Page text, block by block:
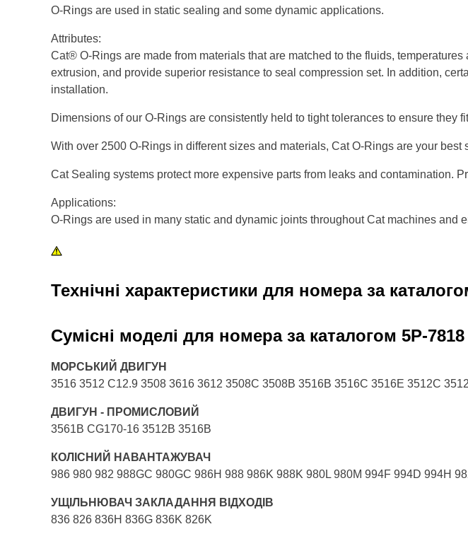
O-Rings are used in static sealing and some dynamic applications.
Attributes:
Cat® O-Rings are made from materials that are matched to the fluids,
extrusion, and provide superior resistance to seal compression set. In addition,
installation.
Dimensions of our O-Rings are consistently held to tight tolerances to ensure they
With over 2500 O-Rings in different sizes and materials, Cat O-Rings are your
Cat Sealing systems protect more expensive parts from leaks and contamination.
Applications:
O-Rings are used in many static and dynamic joints throughout Cat machines and
Технічні характеристики для номера за
Сумісні моделі для номера за каталогом 5P-7818
МОРСЬКИЙ ДВИГУН
3516 3512 C12.9 3508 3616 3612 3508C 3508B 3516B 3516C 3516E 3512C
ДВИГУН - ПРОМИСЛОВИЙ
3561B CG170-16 3512B 3516B
КОЛІСНИЙ НАВАНТАЖУВАЧ
986 980 982 988GC 980GC 986H 988 986K 988K 980L 980M 994F 994D 994H
УЩІЛЬНЮВАЧ ЗАКЛАДАННЯ ВІДХОДІВ
836 826 836H 836G 836K 826K